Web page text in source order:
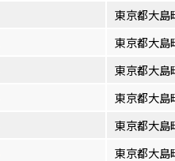
東京都大島
東京都大島
東京都大島
東京都大島
東京都大島
東京都大島